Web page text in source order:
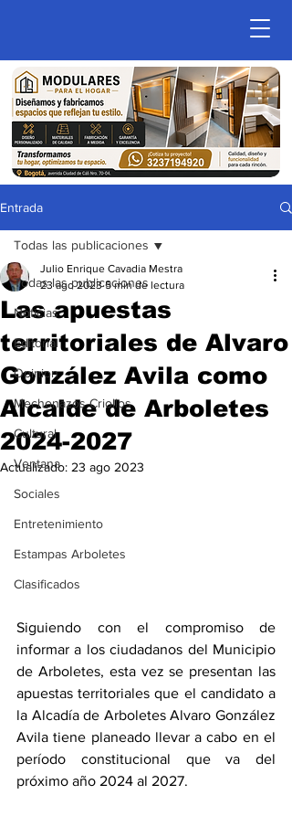
Entrada
Todas las publicaciones
Noticias
Editorial
Opinion
Mechonazos Criollos
Cultural
Ventana
Sociales
Entretenimiento
Estampas Arboletes
Clasificados
Todas las publicaciones
Las apuestas
territoriales de Alvaro
González Avila como
Alcalde de Arboletes
2024-2027
Julio Enrique Cavadia Mestra
23 ago 2023 5 min de lectura
Actualizado: 23 ago 2023
Siguiendo con el compromiso de
informar a los ciudadanos del Municipio
de Arboletes, esta vez se presentan las
apuestas territoriales que el candidato a
la Alcadía de Arboletes Alvaro González
Avila tiene planeado llevar a cabo en el
período constitucional que va del
próximo año 2024 al 2027.